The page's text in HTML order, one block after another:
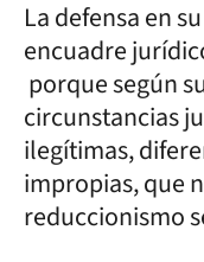
La defensa en
encuadre
porque según
circunstancias
ilegítimas,
impropias, que
reduccionismo